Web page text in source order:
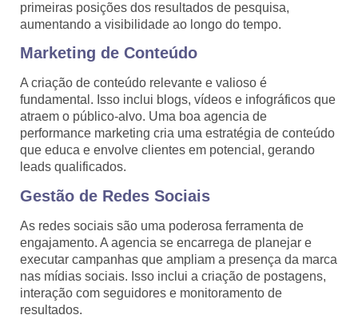
primeiras posições dos resultados de pesquisa,
aumentando a visibilidade ao longo do tempo.
Marketing de Conteúdo
A criação de conteúdo relevante e valioso é
fundamental. Isso inclui blogs, vídeos e infográficos que
atraem o público-alvo. Uma boa agencia de
performance marketing cria uma estratégia de conteúdo
que educa e envolve clientes em potencial, gerando
leads qualificados.
Gestão de Redes Sociais
As redes sociais são uma poderosa ferramenta de
engajamento. A agencia se encarrega de planejar e
executar campanhas que ampliam a presença da marca
nas mídias sociais. Isso inclui a criação de postagens,
interação com seguidores e monitoramento de
resultados.